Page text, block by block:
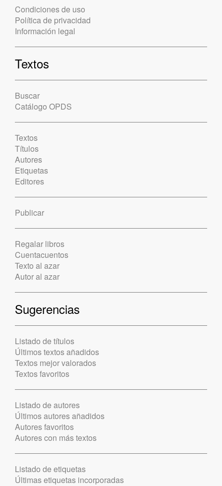
Condiciones de uso
Política de privacidad
Información legal
Textos
Buscar
Catálogo OPDS
Textos
Títulos
Autores
Etiquetas
Editores
Publicar
Regalar libros
Cuentacuentos
Texto al azar
Autor al azar
Sugerencias
Listado de títulos
Últimos textos añadidos
Textos mejor valorados
Textos favoritos
Listado de autores
Últimos autores añadidos
Autores favoritos
Autores con más textos
Listado de etiquetas
Últimas etiquetas incorporadas